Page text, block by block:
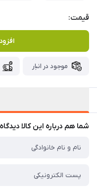
قیمت:
موجود در انبار
شما هم درباره این کالا